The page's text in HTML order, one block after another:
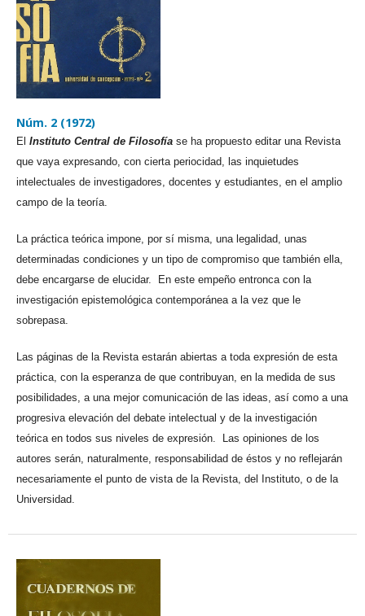
Núm. 2 (1972)
El Instituto Central de Filosofía se ha propuesto editar una Revista
que vaya expresando, con cierta periocidad, las inquietudes
intelectuales de investigadores, docentes y estudiantes, en el amplio
campo de la teoría.
La práctica teórica impone, por sí misma, una legalidad, unas
determinadas condiciones y un tipo de compromiso que también ella,
debe encargarse de elucidar. En este empeño entronca con la
investigación epistemológica contemporánea a la vez que le
sobrepasa.
Las páginas de la Revista estarán abiertas a toda expresión de esta
práctica, con la esperanza de que contribuyan, en la medida de sus
posibilidades, a una mejor comunicación de las ideas, así como a una
progresiva elevación del debate intelectual y de la investigación
teórica en todos sus niveles de expresión. Las opiniones de los
autores serán, naturalmente, responsabilidad de éstos y no reflejarán
necesariamente el punto de vista de la Revista, del Instituto, o de la
Universidad.